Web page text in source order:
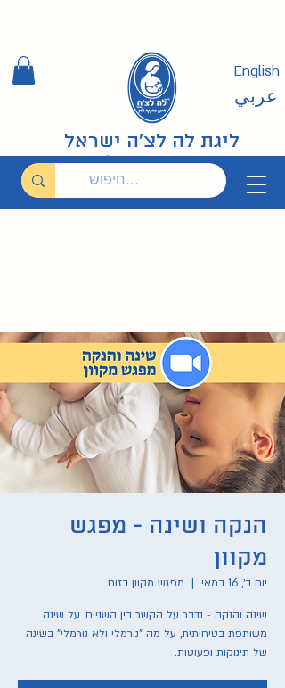
ליגת לה לצ'ה ישראל
English
عربي
הנקה ושינה - מפגש
מקוון
יום ב׳, 16 במאי
  |
מפגש מקוון בזום
שינה והנקה - נדבר על הקשר בין השניים, על שינה
משותפת בטיחותית, על מה "נורמלי ולא נורמלי" בשינה
של תינוקות ופעוטות.